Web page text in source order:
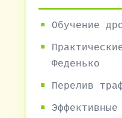
Обучение
Феденько
Перелив